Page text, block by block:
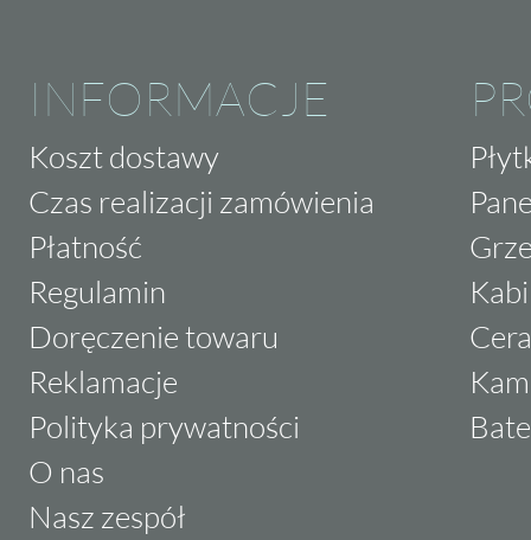
INFORMACJE
Koszt dostawy
Czas realizacji zamówienia
Płatność
Regulamin
Doręczenie towaru
Reklamacje
Polityka prywatności
O nas
Nasz zespół